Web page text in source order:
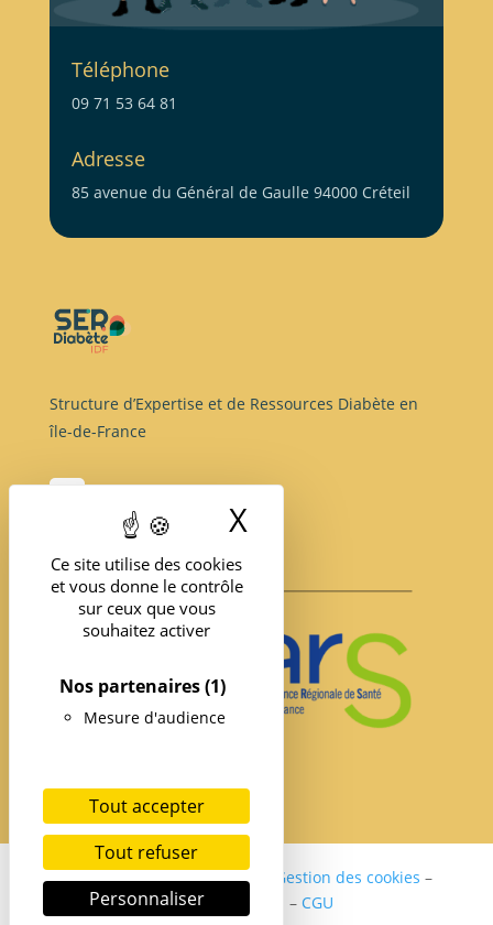
Ce site utilise des cookies
et vous donne le contrôle
sur ceux que vous
souhaitez activer
Nos partenaires(1)
Mesure d'audience
Tout accepter
Tout refuser
Personnaliser
X
Téléphone
09 71 53 64 81
Adresse
85 avenue du Général de Gaulle 94000 Créteil
Structure d’Expertise et de Ressources Diabète en
île-de-France
Politique de confidentialité Gestion des cookies –
Mentions légales
– CGU